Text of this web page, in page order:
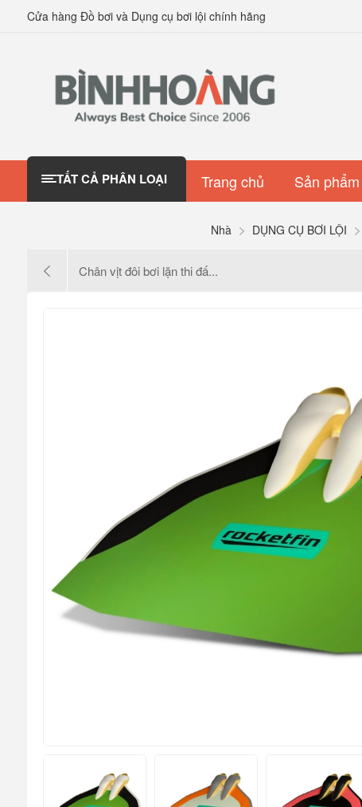
Cửa hàng Đồ bơi và Dụng cụ bơi lội chính hãng
TẤT CẢ PHÂN LOẠI Trang chủ Sản
Nhà DỤNG CỤ BƠI LỘI
Chân vịt đôi bơi lặn thi đấ...